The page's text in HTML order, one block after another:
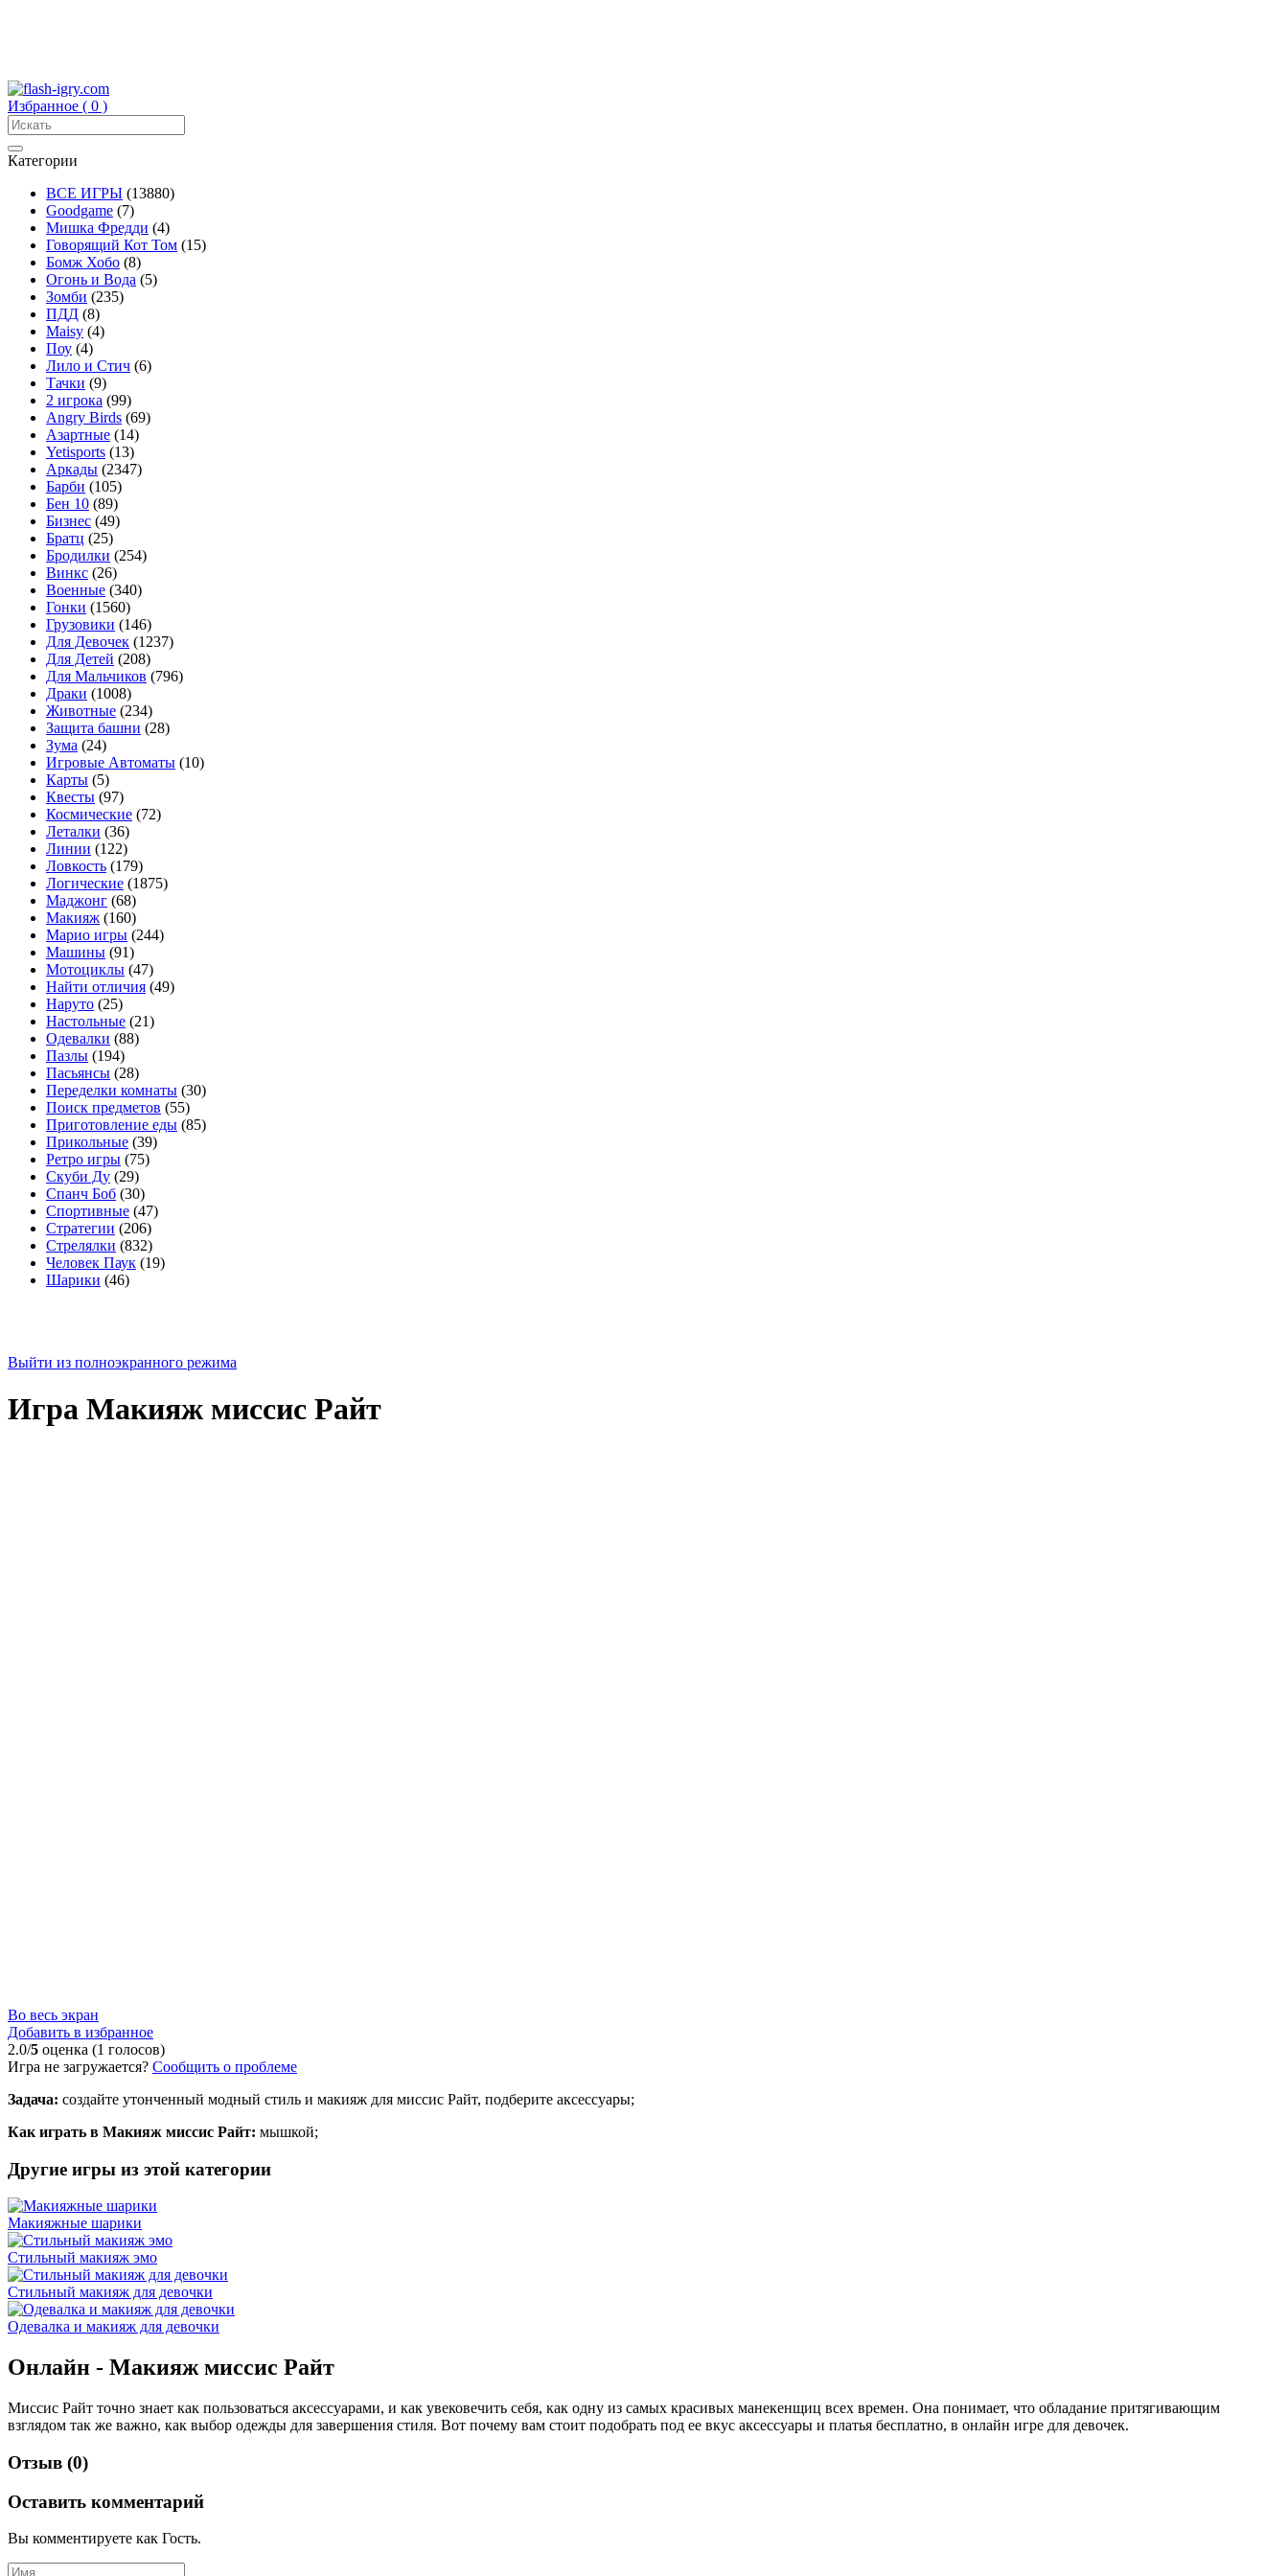
Избранное ( 0 )
Категории
ВСЕ ИГРЫ (13880)
Goodgame (7)
Мишка Фредди (4)
Говорящий Кот Том (15)
Бомж Хобо (8)
Огонь и Вода (5)
Зомби (235)
ПДД (8)
Maisy (4)
Поу (4)
Лило и Стич (6)
Тачки (9)
2 игрока (99)
Angry Birds (69)
Азартные (14)
Yetisports (13)
Аркады (2347)
Барби (105)
Бен 10 (89)
Бизнес (49)
Братц (25)
Бродилки (254)
Винкс (26)
Военные (340)
Гонки (1560)
Грузовики (146)
Для Девочек (1237)
Для Детей (208)
Для Мальчиков (796)
Драки (1008)
Животные (234)
Защита башни (28)
Зума (24)
Игровые Автоматы (10)
Карты (5)
Квесты (97)
Космические (72)
Леталки (36)
Линии (122)
Ловкость (179)
Логические (1875)
Маджонг (68)
Макияж (160)
Марио игры (244)
Машины (91)
Мотоциклы (47)
Найти отличия (49)
Наруто (25)
Настольные (21)
Одевалки (88)
Пазлы (194)
Пасьянсы (28)
Переделки комнаты (30)
Поиск предметов (55)
Приготовление еды (85)
Прикольные (39)
Ретро игры (75)
Скуби Ду (29)
Спанч Боб (30)
Спортивные (47)
Стратегии (206)
Стрелялки (832)
Человек Паук (19)
Шарики (46)
Выйти из полноэкранного режима
Игра Макияж миссис Райт
Во весь экран
Добавить в избранное
2.0/5 оценка (1 голосов)
Игра не загружается? Сообщить о проблеме
Задача: создайте утонченный модный стиль и макияж для миссис Райт, подберите аксессуары;
Как играть в Макияж миссис Райт: мышкой;
Другие игры из этой категории
Макияжные шарики
Стильный макияж эмо
Стильный макияж для девочки
Одевалка и макияж для девочки
Онлайн - Макияж миссис Райт
Миссис Райт точно знает как пользоваться аксессуарами, и как увековечить себя, как одну из самых красивых манекенщиц всех времен. Она понимает, что обладание притягивающим
взглядом так же важно, как выбор одежды для завершения стиля. Вот почему вам стоит подобрать под ее вкус аксессуары и платья бесплатно, в онлайн игре для девочек.
Отзыв (0)
Оставить комментарий
Вы комментируете как Гость.